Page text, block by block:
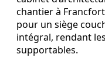
chantier à
pour un siège
intégral, rendant
supportables.